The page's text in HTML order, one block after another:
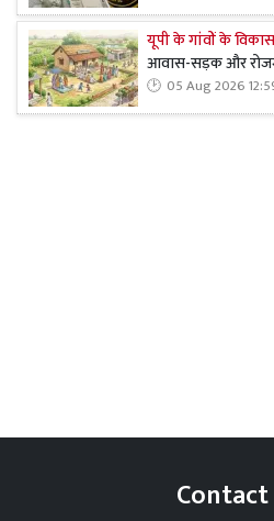
यूपी के गांवों के
आवास-सड़क और
05 Aug 2026
Contact